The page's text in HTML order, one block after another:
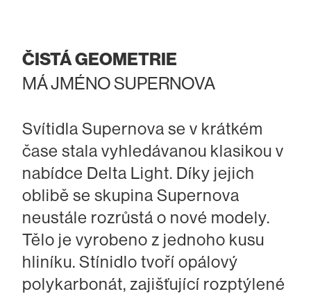
ČISTÁ GEOMETRIE
MÁ JMÉNO SUPERNOVA
Svítidla Supernova se v krátkém
čase stala vyhledávanou klasikou v
nabídce Delta Light. Díky jejich
oblibě se skupina Supernova
neustále rozrůstá o nové modely.
Tělo je vyrobeno z jednoho kusu
hliníku. Stínidlo tvoří opálový
polykarbonát, zajišťující rozptýlené